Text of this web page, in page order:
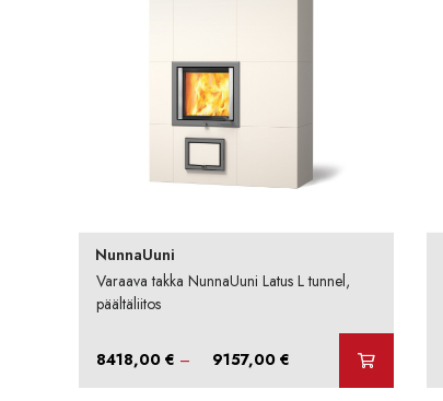
NunnaUuni
Varaava takka NunnaUuni Latus L tunnel,
päältäliitos
8418,00 € – 9157,00 €Hintaluokka: